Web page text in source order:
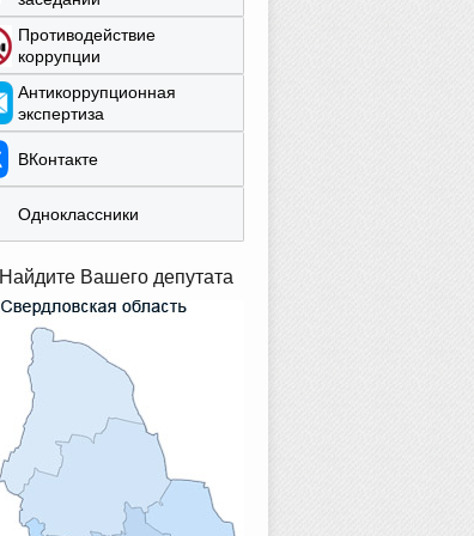
Противодействие
коррупции
Aнтикоррупционная
экспертиза
ВКонтакте
Одноклассники
Найдите Вашего депутата